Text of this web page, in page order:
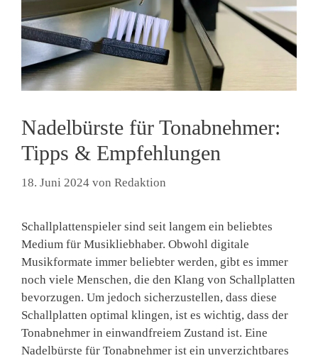
Nadelbürste für Tonabnehmer:
Tipps & Empfehlungen
18. Juni 2024 von Redaktion
Schallplattenspieler sind seit langem ein beliebtes
Medium für Musikliebhaber. Obwohl digitale
Musikformate immer beliebter werden, gibt es immer
noch viele Menschen, die den Klang von Schallplatten
bevorzugen. Um jedoch sicherzustellen, dass diese
Schallplatten optimal klingen, ist es wichtig, dass der
Tonabnehmer in einwandfreiem Zustand ist. Eine
Nadelbürste für Tonabnehmer ist ein unverzichtbares